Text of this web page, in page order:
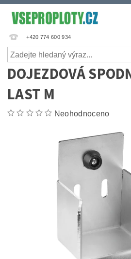
+420 774 600 934
DOJEZDOVÁ
LAST M
Neohodnoceno